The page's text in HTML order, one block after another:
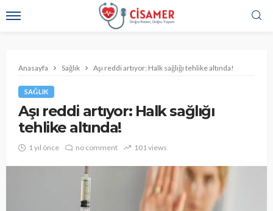
Anasayfa Sağlık Aşı reddi artıyor: Halk sağlığı tehlike altında!
SAĞLIK
Aşı reddi artıyor: Halk sağlığı
tehlike altında!
1 yıl önce no comment 101 views